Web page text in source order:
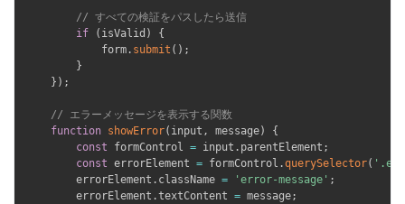
// すべての検証をパスしたら送信
if
( isValid )
{
            form
. submit ( ) ;
}
} ) ;
// エラーメッセージを表示する関数
function showError( input , message)
{
const formControl = input . parentElement ;
const errorElement = formControl .querySelector(
        errorElement
. className = 'error-message' ;
        errorElement
.textContent = message;